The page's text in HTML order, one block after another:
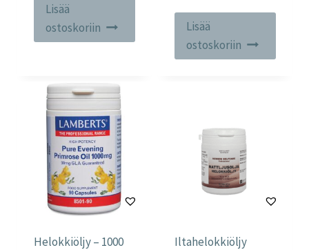
Lisää
ostoskoriin
Lisää
ostoskoriin
Helokkiöljy – 1000
Iltahelokkiöljy